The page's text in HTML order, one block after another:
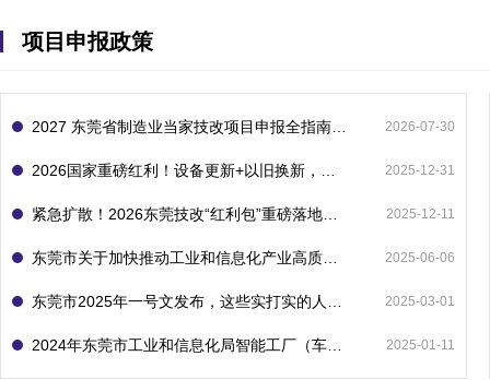
项目申报政策
2026-07-30
2025-12-31
2025-12-11
2025-06-06
2025-03-01
2025-01-11